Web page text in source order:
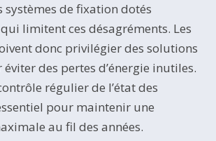
systèmes de fixation dotés
limitent ces désagréments. Les
donc privilégier des solutions
des pertes d’énergie inutiles.
régulier de l’état des
pour maintenir une
au fil des années.